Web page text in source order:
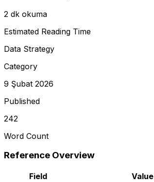
2 dk okuma
Estimated Reading Time
Data Strategy
Category
9 Şubat 2026
Published
242
Word Count
Reference Overview
Field Value